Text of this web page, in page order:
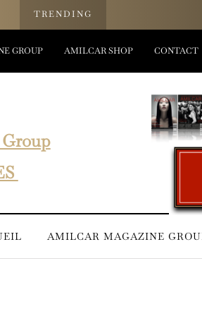
TRENDING Un rituel inspiré
GROUP AMILCAR SHOP CONTACT
AMILCAR MAGAZINE